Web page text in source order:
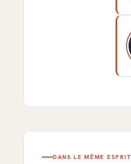
DANS LE MÊME ESPRIT